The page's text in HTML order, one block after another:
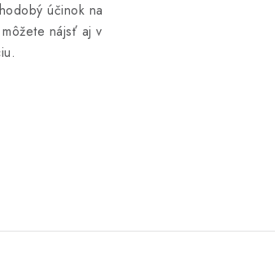
účinok na
môžete nájsť aj v